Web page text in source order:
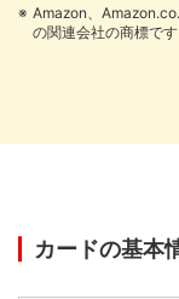
Amazon、
の関連会社の商標です
カードの基本